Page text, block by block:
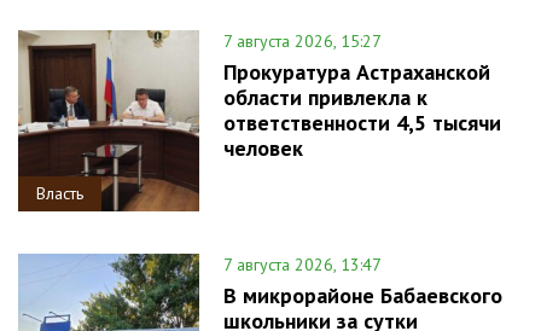
Власть
7 августа 2026, 15:27
Прокуратура Астраханской
области привлекла к
ответственности 4,5 тысячи
человек
7 августа 2026, 13:47
В микрорайоне Бабаевского
школьники за сутки